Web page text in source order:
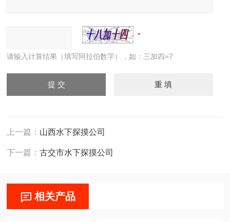
请输入计算结果（填写阿拉伯数字），如：三加四=7
上一篇： 山西水下探摸公司
下一篇：古交市水下探摸公司
相关产品